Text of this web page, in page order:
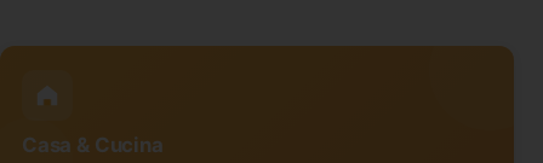
Casa & Cucina